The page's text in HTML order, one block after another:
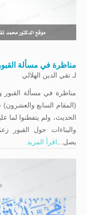
مناظرة في مسألة
لـتقي الدين الهلالي
(المقام السابع
الحديث، ولم يتفطنوا لما
والبناءات حول القبور
يصل...اقرأ المزيد